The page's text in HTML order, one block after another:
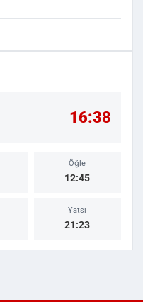
16:38
Öğle
12:45
Yatsı
21:23